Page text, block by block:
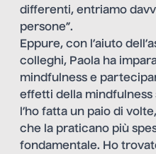
differenti, entriamo
persone”.
Eppure, con l’aiuto
colleghi, Paola ha
mindfulness e
effetti della mindfulness
l’ho fatta un paio di
che la praticano più
fondamentale. Ho